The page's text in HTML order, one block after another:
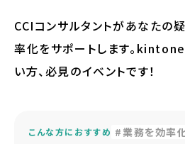
CCIコンサルタントがあなたの
率化をサポートします。
い方、必見のイベントです！
こんな方におすすめ 業務を効率